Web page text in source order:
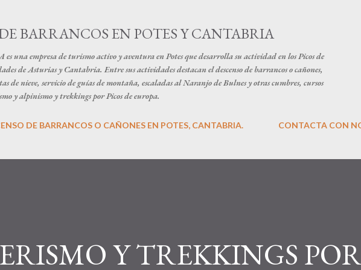
BARRANCOS EN POTES Y CANTABRIA
una empresa de turismo activo y aventura en Potes que desarrolla su actividad en los Picos de
de Asturias y Cantabria. Entre sus actividades destacan el descenso de barrancos o cañones,
de nieve, servicio de guías de montaña, escaladas al Naranjo de Bulnes y otras cumbres, cursos
y alpinismo y trekkings por Picos de europa.
DE BARRANCOS O CAÑONES EN POTES, CANTABRIA. CONTACTA CON
Y TREKKINGS